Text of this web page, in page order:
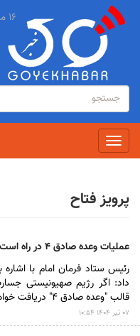
فرم
جستجو
جستجو
Toggle
navigation
۱۶ مرداد ۱۴۰۵ :: ۷ اوت ۲۰۲۶ :: ۲۴ صفر ۱۴۴۸
پرویز فتاح
عملیات وعده صادق ۴ در راه است؟
رئیس ستاد فرمان امام با
داد: اگر رژیم صهیونیستی
قالب "وعده صادق ۴" دریافت خواهد کرد.
۰۷ تير ۱۴۰۴ ۱۰:۵۴